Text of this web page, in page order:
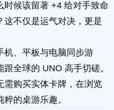
时候该留著 +4 给对手致命
这不仅是运气对决，更是
机、平板与电脑同步游
全球的 UNO 高手切磋。
需购买实体卡牌，在浏览
的桌游乐趣。